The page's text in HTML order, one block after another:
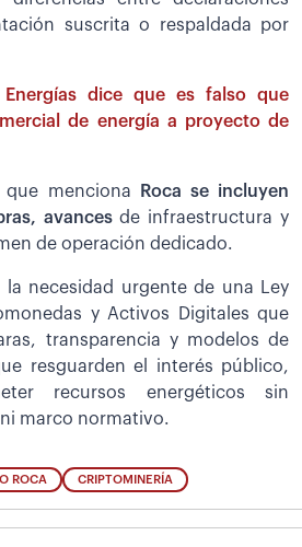
suscrita o respaldada por
Energías dice que es falso que
de energía a proyecto de
que menciona
Roca se incluyen
avancesde infraestructura y
de operación dedicado.
la necesidad urgente de una Ley
y Activos Digitales que
transparencia y modelos de
resguarden el interés público,
recursos energéticos sin
marco normativo.
ROCA CRIPTOMINERÍA